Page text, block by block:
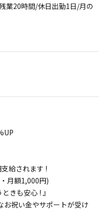
業20時間/休日出勤1日/月の
給されます !
月額1,000円)
きも安心 ! 』
お祝い金やサポートが受け